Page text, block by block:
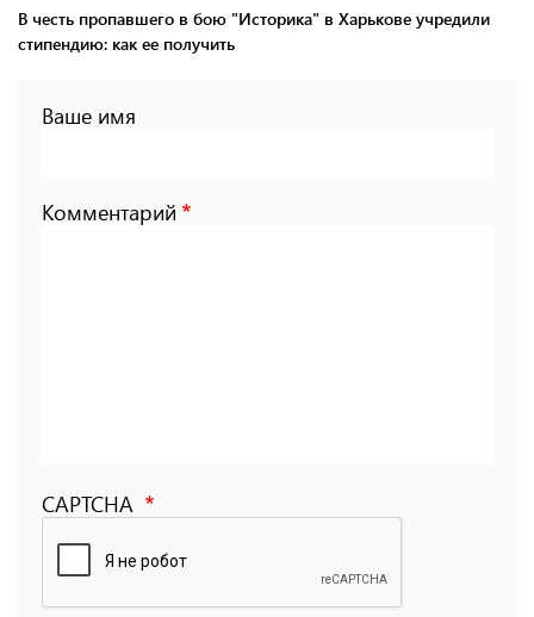
В честь пропавшего в бою "Историка" в Харькове учредили
стипендию: как ее получить
Ваше имя
Комментарий
CAPTCHA